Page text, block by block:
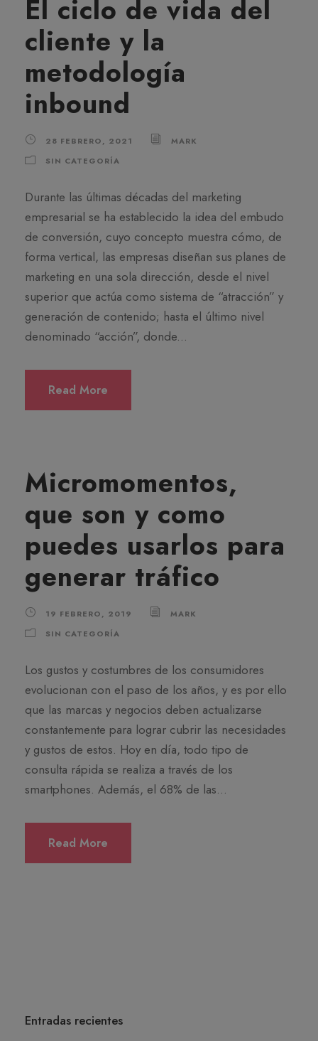
El ciclo de vida del
cliente y la
metodología
inbound
28 FEBRERO, 2021
MARK
SIN CATEGORÍA
Durante las últimas décadas del marketing
empresarial se ha establecido la idea del embudo
de conversión, cuyo concepto muestra cómo, de
forma vertical, las empresas diseñan sus planes de
marketing en una sola dirección, desde el nivel
superior que actúa como sistema de “atracción” y
generación de contenido; hasta el último nivel
denominado “acción”, donde...
Read More
Micromomentos,
que son y como
puedes usarlos para
generar tráfico
19 FEBRERO, 2019
MARK
SIN CATEGORÍA
Los gustos y costumbres de los consumidores
evolucionan con el paso de los años, y es por ello
que las marcas y negocios deben actualizarse
constantemente para lograr cubrir las necesidades
y gustos de estos. Hoy en día, todo tipo de
consulta rápida se realiza a través de los
smartphones. Además, el 68% de las...
Read More
Entradas recientes